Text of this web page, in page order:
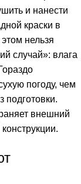
и нанести
краски в
нельзя
случай»: влага
погоду, чем
подготовки.
внешний